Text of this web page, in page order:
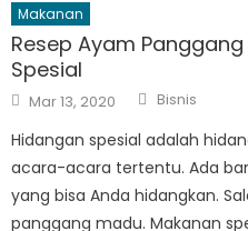
Makanan
Resep Ayam
Spesial
Posted
on
Mar 13, 2020 Author
Bisnis
Hidangan spesial adalah
acara-acara tertentu. Ada
yang bisa Anda hidangkan.
panggang madu. Makanan